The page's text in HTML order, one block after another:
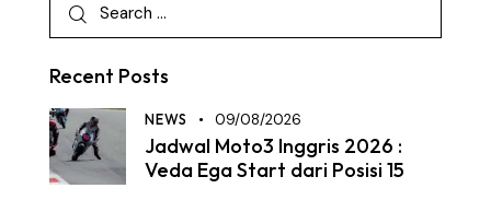
Recent Posts
NEWS 09/08/2026
Jadwal Moto3 Inggris 2026 :
Veda Ega Start dari Posisi 15